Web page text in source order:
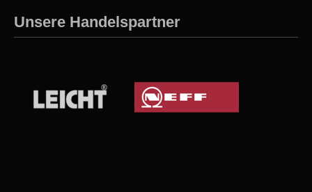
Unsere Handelspartner